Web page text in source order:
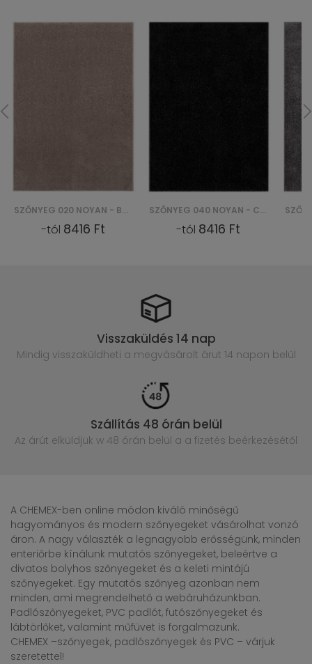
SZŐNYEG 020 NOYAN - BEŻOWY
-tól 8416 Ft
SZŐNYEG 040 NOYAN - CZARNY
-tól 8416 Ft
Visszaküldés 14 nap
Mindig visszaküldheti a megvásárolt árut 14 napon belül
Szállítás 48 órán belül
Az árút elküldjük w 48 órán belül a a fizetés beérkezésétől
A CHEMEX-ben online módon kiváló minőségű
hagyományos és modern szőnyegeket vásárolhat vonzó
áron. A nagy választék a legnagyobb erősségünk, minden
enteriőrbe kínálunk mutatós szőnyegeket, beleértve a
divatos bolyhos szőnyegeket és a keleti mintájú
szőnyegeket. Egy mutatós szőnyeg azonban nem
minden, ami megrendelhető a webáruházunkban.
Padlószőnyegeket, PVC padlót, futószőnyegeket és
lábtörlőket, valamint műfüvet is forgalmazunk.
CHEMEX –szőnyegek, padlószőnyegek és PVC – várjuk
szeretettel!